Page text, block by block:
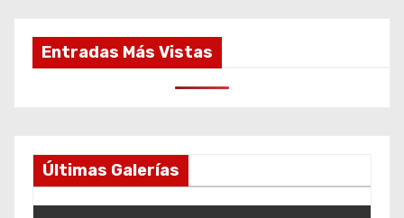
Entradas Más Vistas
Últimas Galerías